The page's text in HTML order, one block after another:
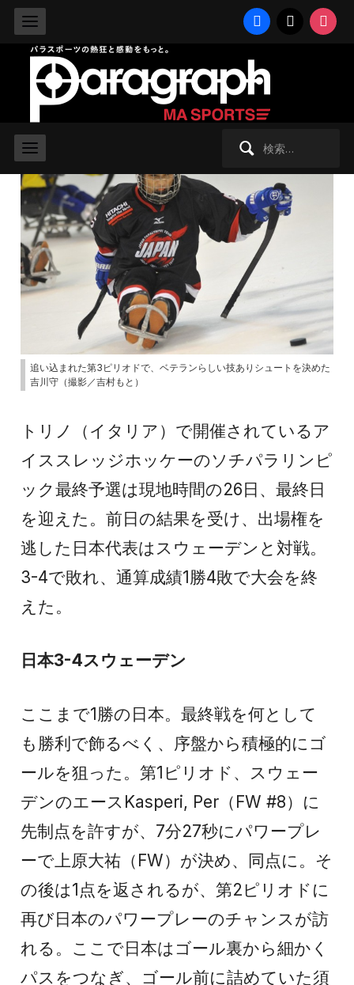
facebook
2013/10/27 日曜日 - ,パラアイスホッケ
冬季競技 , 逆襲ソチ2014
【最終予選】日本はスウェーデンに
敗れて1勝4敗、5位で大会を終える
追い込まれた第3ピリオドで、ベテランらしい技ありシュートを決めた
吉川守（撮影／吉村もと）
トリノ（イタリア）で開催されているア
イススレッジホッケーのソチパラリンピ
ック最終予選は現地時間の26日、最終日
を迎えた。前日の結果を受け、出場権を
逃した日本代表はスウェーデンと対戦。
3-4で敗れ、通算成績1勝4敗で大会を終
えた。
日本3-4スウェーデン
ここまで1勝の日本。最終戦を何として
も勝利で飾るべく、序盤から積極的にゴ
ールを狙った。第1ピリオド、スウェー
デンのエースKasperi, Per（FW #8）に
先制点を許すが、7分27秒にパワープレ
ーで上原大祐（FW）が決め、同点に。そ
の後は1点を返されるが、第2ピリオドに
再び日本のパワープレーのチャンスが訪
れる。ここで日本はゴール裏から細かく
パスをつなぎ、ゴール前に詰めていた須